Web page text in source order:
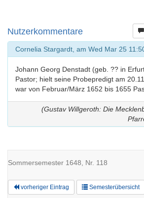
Nutzerkommentare
Cornelia Stargardt, am Wed Mar 25
Johann Georg Denstadt (geb. ?? in
Pastor; hielt seine Probepredigt am
war von Februar/März 1652 bis 1655
(Gustav Willgeroth: Die
Sommersemester 1648, Nr. 118
vorheriger Eintrag Semesterübersicht